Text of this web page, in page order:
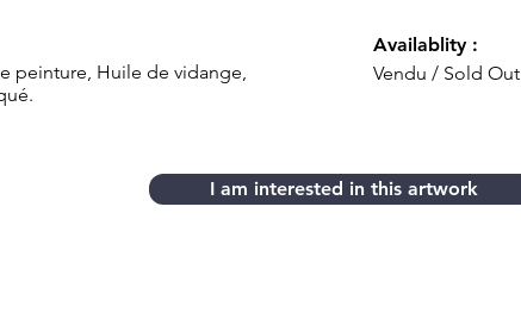
peinture, Huile de vidange,
Availablity :
Vendu / Sold Out
I am interested in this artwork